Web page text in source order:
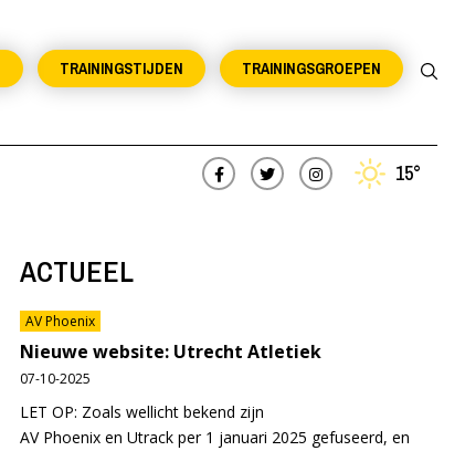
TRAININGSGROEPEN
TRAININGSTIJDEN
15°
ACTUEEL
AV Phoenix
Nieuwe website: Utrecht Atletiek
07-10-2025
LET OP: Zoals wellicht bekend zijn
AV Phoenix en Utrack per 1 januari 2025 gefuseerd, en